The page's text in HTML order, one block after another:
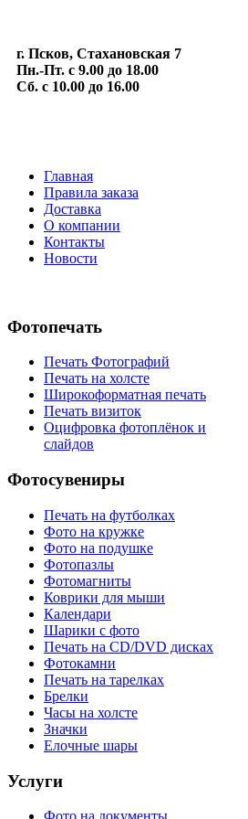
г. Псков, Стахановская 7
Пн.-Пт. с 9.00 до 18.00
Сб. с 10.00 до 16.00
Главная
Правила заказа
Доставка
О компании
Контакты
Новости
Фотопечать
Печать Фотографий
Печать на холсте
Широкоформатная печать
Печать визиток
Оцифровка фотоплёнок и
слайдов
Фотосувениры
Печать на футболках
Фото на кружке
Фото на подушке
Фотопазлы
Фотомагниты
Коврики для мыши
Календари
Шарики с фото
Печать на CD/DVD дисках
Фотокамни
Печать на тарелках
Брелки
Часы на холсте
Значки
Елочные шары
Услуги